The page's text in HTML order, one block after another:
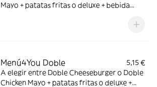
Mayo + patatas fritas o deluxe + bebida
Menú4You Doble
5,15 €
A elegir entre Doble Cheeseburger o Doble
Chicken Mayo + patatas fritas o deluxe +